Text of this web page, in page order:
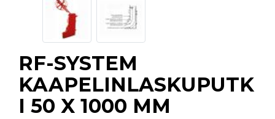
RF-SYSTEM
KAAPELINLASKUPUTK
I 50 X 1000 MM